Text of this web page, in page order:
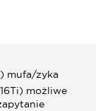
mufa/zyka
możliwe